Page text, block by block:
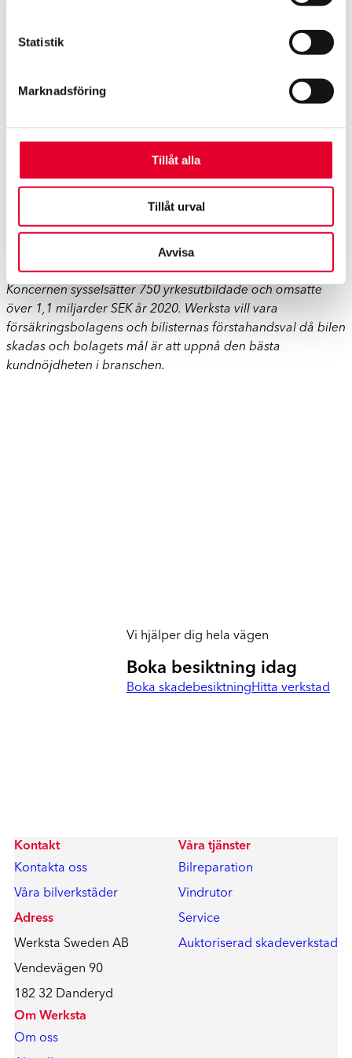
Statistik
Marknadsföring
Tillåt alla
Tillåt urval
Avvisa
(TWO HANDS BETTER THAN ONE). GRANT HOLDER AND
ESURE CAR INSURANCE DATE: 2012, UNIVERSITY OF
https://www.lytx.com/en-us/news-events/press-
Vid frågor kontakta Urban Tibbelin, Operations Chef,
Tel:
Werksta är Nordens ledande skadeverkstadskedja med
över 70 verkstäder i Sverige, Finland och Norge.
Koncernen sysselsätter 750 yrkesutbildade och omsatte
över 1,1 miljarder SEK år 2020. Werksta vill vara
försäkringsbolagens och bilisternas förstahandsval då bilen
skadas och bolagets mål är att uppnå den bästa
kundnöjdheten i branschen.
Vi hjälper dig hela vägen
Boka besiktning idag
Boka skadebesiktningHitta verkstad
Kontakt
Kontakta oss
Våra bilverkstäder
Adress
Werksta Sweden AB
Vendevägen 90
182 32 Danderyd
Våra tjänster
Bilreparation
Vindrutor
Service
Auktoriserad skadeverkstad
Om Werksta
Om oss